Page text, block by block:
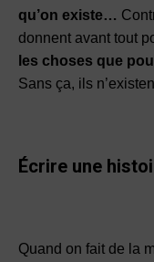
qu’on existe…
donnent avant tout
les choses que
Sans ça, ils
Écrire une
Quand on fait de la